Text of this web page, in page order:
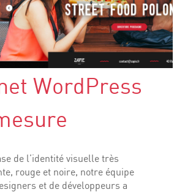
d’un Site
WordPress
de l’identité visuelle très
rouge et noire, notre équipe
et de développeurs a